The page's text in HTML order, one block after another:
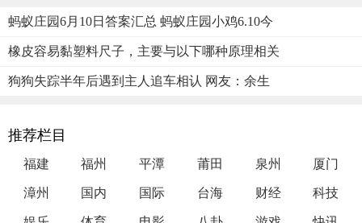
蚂蚁庄园6月10日答案汇总 蚂蚁庄园小鸡6.10今
橡皮容易黏塑料尺子，主要与以下哪种原理相关
狗狗失踪半年后遇到主人追车相认 网友：余生
推荐栏目
福建 福州 平潭 莆田 泉州 厦门
漳州 国内 国际 台海 财经 科技